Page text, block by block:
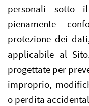
personali sotto
pienamente
protezione dei
applicabile al
progettate per
improprio,
o perdita